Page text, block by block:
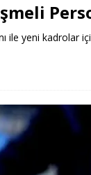
ile yeni kadrolar